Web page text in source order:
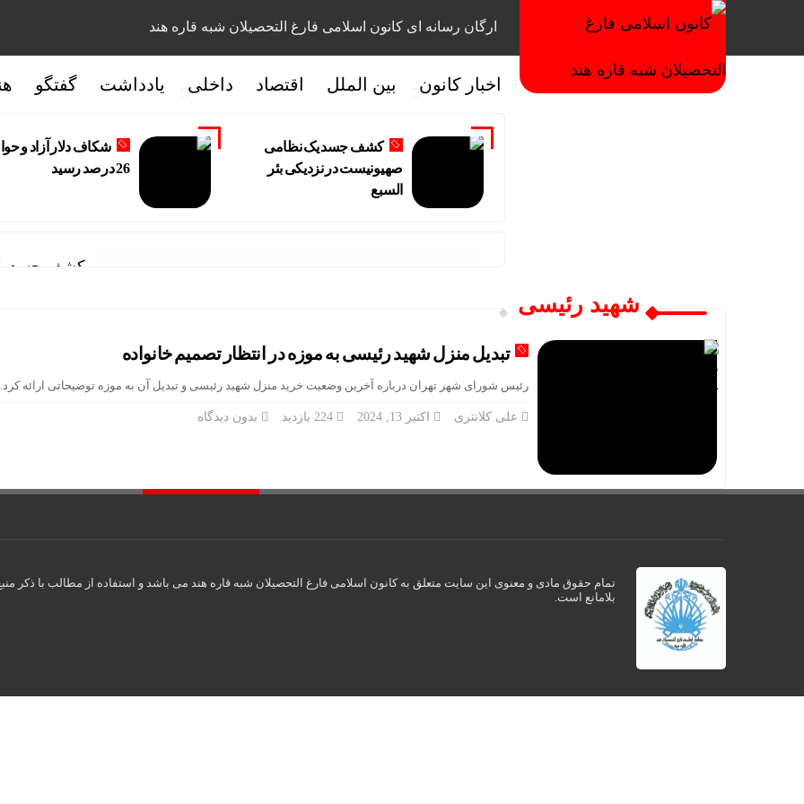
ارگان رسانه ای کانون اسلامی فارغ التحصیلان شبه قاره هند
اخبار کانون بین الملل اقتصاد داخلی یادداشت گفتگو
کشف جسد یک نظامی
صهیونیست در نزدیکی بئر
السبع
شکاف دلار آزاد و
26 درصد رسید
کشف جسد یک
شهید رئیسی
تبدیل منزل شهید رئیسی به موزه در انتظار تصمیم خانواده
رئیس شورای شهر تهران درباره آخرین وضعیت خرید منزل شهید رئیسی و تبدیل آن به موزه توضیحاتی ارائه کرد.
علی کلانتری اکتبر 13, 2024 بدون دیدگاه
تمام حقوق مادی و معنوی این سایت متعلق به کانون اسلامی فارغ التحصیلان شبه قاره هند می باشد و استفاده از مطالب با ذکر
بلامانع است.